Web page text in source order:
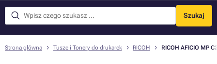
Szukaj
Menu
Strona główna Tusze i Tonery do drukarek RICOH RICOH AFICIO MP